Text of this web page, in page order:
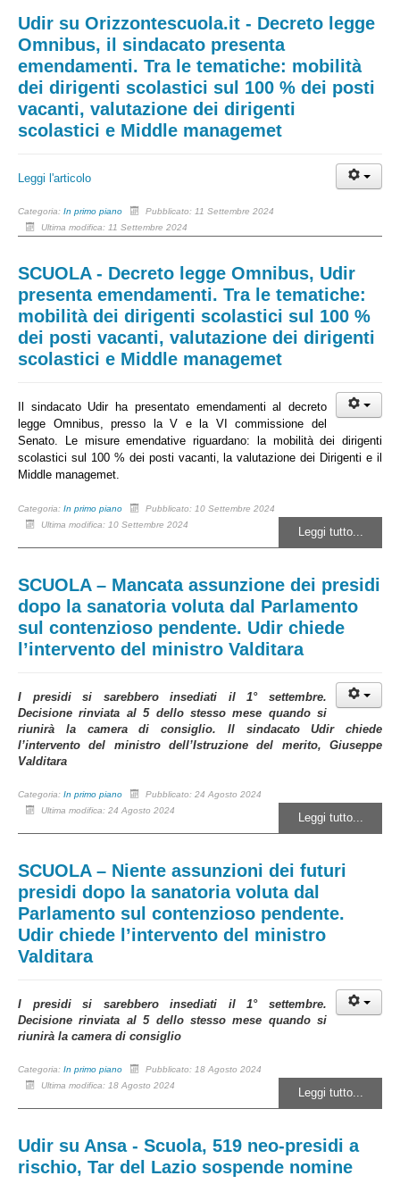
Udir su Orizzontescuola.it - Decreto legge
Omnibus, il sindacato presenta
emendamenti. Tra le tematiche: mobilità
dei dirigenti scolastici sul 100 % dei posti
vacanti, valutazione dei dirigenti
scolastici e Middle managemet
Leggi l'articolo
Categoria: In primo piano
Pubblicato: 11 Settembre 2024
Ultima modifica: 11 Settembre 2024
SCUOLA - Decreto legge Omnibus, Udir
presenta emendamenti. Tra le tematiche:
mobilità dei dirigenti scolastici sul 100 %
dei posti vacanti, valutazione dei dirigenti
scolastici e Middle managemet
Il sindacato Udir ha presentato emendamenti al decreto
legge Omnibus, presso la V e la VI commissione del
Senato. Le misure emendative riguardano: la mobilità dei dirigenti
scolastici sul 100 % dei posti vacanti, la valutazione dei Dirigenti e il
Middle managemet.
Categoria: In primo piano
Pubblicato: 10 Settembre 2024
Ultima modifica: 10 Settembre 2024
Leggi tutto...
SCUOLA – Mancata assunzione dei presidi
dopo la sanatoria voluta dal Parlamento
sul contenzioso pendente. Udir chiede
l’intervento del ministro Valditara
I presidi si sarebbero insediati il 1° settembre.
Decisione rinviata al 5 dello stesso mese quando si
riunirà la camera di consiglio. Il sindacato Udir chiede
l’intervento del ministro dell’Istruzione del merito, Giuseppe
Valditara
Categoria: In primo piano
Pubblicato: 24 Agosto 2024
Ultima modifica: 24 Agosto 2024
Leggi tutto...
SCUOLA – Niente assunzioni dei futuri
presidi dopo la sanatoria voluta dal
Parlamento sul contenzioso pendente.
Udir chiede l’intervento del ministro
Valditara
I presidi si sarebbero insediati il 1° settembre.
Decisione rinviata al 5 dello stesso mese quando si
riunirà la camera di consiglio
Categoria: In primo piano
Pubblicato: 18 Agosto 2024
Ultima modifica: 18 Agosto 2024
Leggi tutto...
Udir su Ansa - Scuola, 519 neo-presidi a
rischio, Tar del Lazio sospende nomine